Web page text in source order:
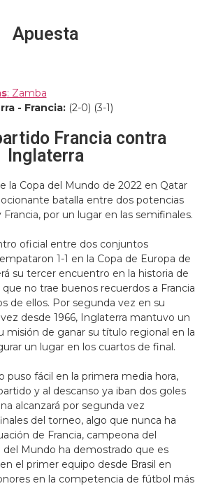
Apuesta
: Zamba
- Francia: (2-0) (3-1)
Francia contra
Inglaterra
la Copa del Mundo de 2022 en Qatar
batalla entre dos potencias
por un lugar en las semifinales.
oficial entre dos conjuntos
1-1 en la Copa de Europa de
su tercer encuentro en la historia de
no trae buenos recuerdos a Francia
de ellos. Por segunda vez en su
desde 1966, Inglaterra mantuvo un
misión de ganar su título regional en la
un lugar en los cuartos de final.
puso fácil en la primera media hora,
y al descanso ya iban dos goles
alcanzará por segunda vez
del torneo, algo que nunca ha
de Francia, campeona del
del Mundo ha demostrado que es
el primer equipo desde Brasil en
en la competencia de fútbol más